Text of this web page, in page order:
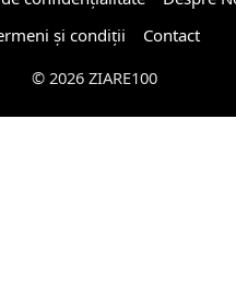
și condiții
Contact
© 2026 ZIARE100